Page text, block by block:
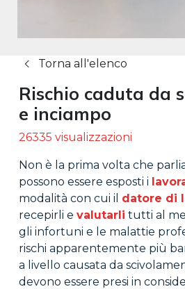
Torna all'elenco
Rischio caduta da
e inciampo
26335 visualizzazioni
Non è la prima volta che
possono essere esposti i
modalità con cui il datore di
recepirli e valutarli tutti al
gli infortuni e le malattie
rischi apparentemente più
a livello causata da
devono essere presi in